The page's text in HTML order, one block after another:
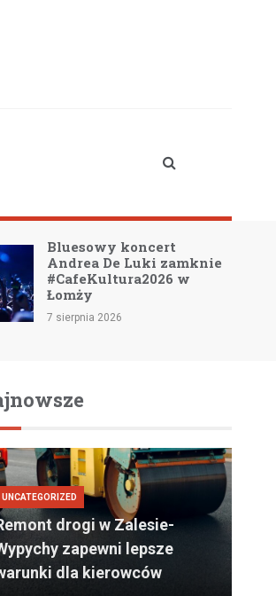
koncert
Luki zamknie
w
UNCATEGORIZED
drogi w Zalesie-
zapewni lepsze
dla kierowców